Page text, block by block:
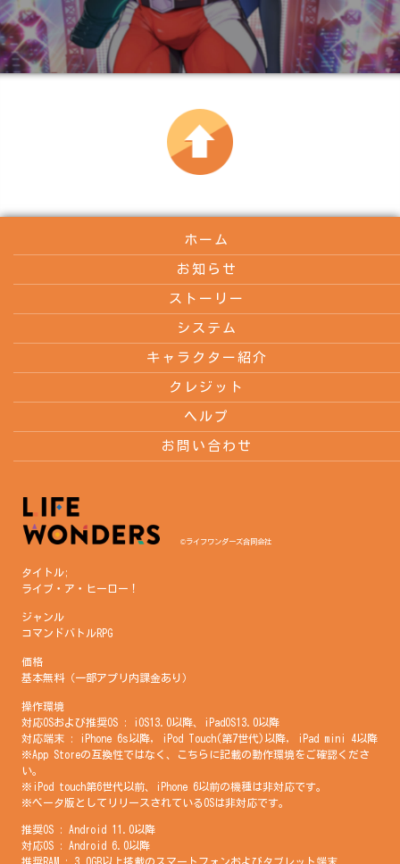
ホーム
お知らせ
ストーリー
システム
キャラクター紹介
クレジット
ヘルプ
お問い合わせ
©ライフワンダーズ合同会社
タイトル;
ライブ・ア・ヒーロー！
ジャンル
コマンドバトルRPG
価格
基本無料（一部アプリ内課金あり）
操作環境
対応OSおよび推奨OS : iOS13.0以降、iPadOS13.0以降
対応端末 : iPhone 6s以降, iPod Touch(第7世代)以降, iPad mini 4以降
※App Storeの互換性ではなく、こちらに記載の動作環境をご確認くださ
い。
※iPod touch第6世代以前、iPhone 6以前の機種は非対応です。
※ベータ版としてリリースされているOSは非対応です。
推奨OS : Android 11.0以降
対応OS : Android 6.0以降
推奨RAM : 3.0GB以上搭載のスマートフォンおよびタブレット端末